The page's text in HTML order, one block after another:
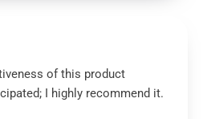
of this product
I highly recommend it.